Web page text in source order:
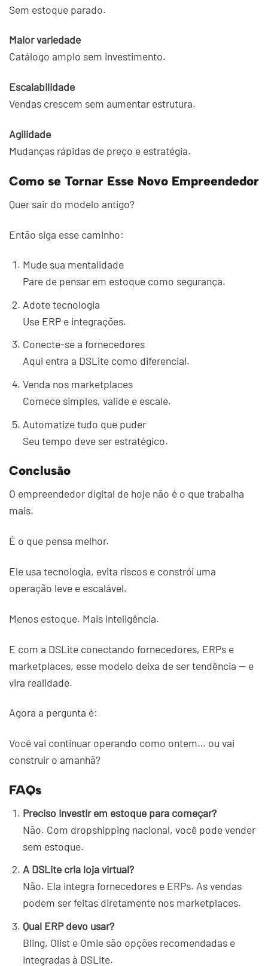
Sem estoque parado.
Maior variedade
Catálogo amplo sem investimento.
Escalabilidade
Vendas crescem sem aumentar estrutura.
Agilidade
Mudanças rápidas de preço e estratégia.
Como se Tornar Esse Novo Empreendedor
Quer sair do modelo antigo?
Então siga esse caminho:
Mude sua mentalidade
Pare de pensar em estoque como segurança.
Adote tecnologia
Use ERP e integrações.
Conecte-se a fornecedores
Aqui entra a DSLite como diferencial.
Venda nos marketplaces
Comece simples, valide e escale.
Automatize tudo que puder
Seu tempo deve ser estratégico.
Conclusão
O empreendedor digital de hoje não é o que trabalha
mais.
É o que pensa melhor.
Ele usa tecnologia, evita riscos e constrói uma
operação leve e escalável.
Menos estoque. Mais inteligência.
E com a DSLite conectando fornecedores, ERPs e
marketplaces, esse modelo deixa de ser tendência — e
vira realidade.
Agora a pergunta é:
Você vai continuar operando como ontem… ou vai
construir o amanhã?
FAQs
Preciso investir em estoque para começar?
Não. Com dropshipping nacional, você pode vender
sem estoque.
A DSLite cria loja virtual?
Não. Ela integra fornecedores e ERPs. As vendas
podem ser feitas diretamente nos marketplaces.
Qual ERP devo usar?
Bling, Olist e Omie são opções recomendadas e
integradas à DSLite.